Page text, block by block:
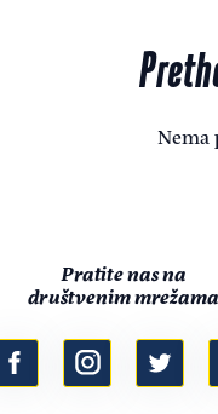
Pratite nas na
društvenim mrežama